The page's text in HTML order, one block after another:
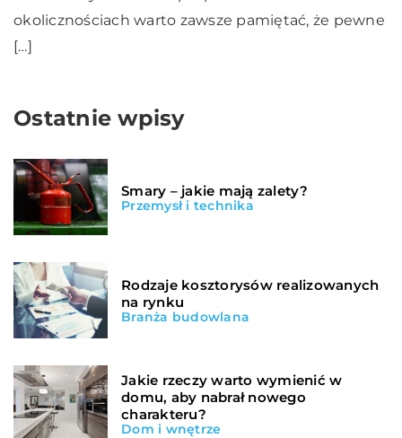
okolicznościach warto zawsze pamiętać, że pewne
[…]
Ostatnie wpisy
Smary – jakie mają zalety?
Przemysł i technika
Rodzaje kosztorysów realizowanych
na rynku
Branża budowlana
Jakie rzeczy warto wymienić w
domu, aby nabrał nowego
charakteru?
Dom i wnętrze